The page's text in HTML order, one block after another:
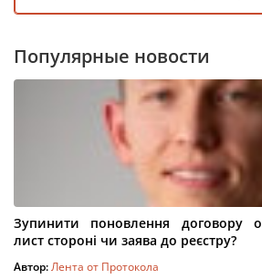
Популярные новости
Зупинити поновлення договору
лист стороні чи заява до реєстру?
Автор:Лента от Протокола